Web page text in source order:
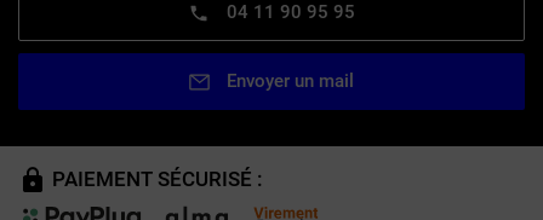
04 11 90 95 95
Envoyer un mail
PAIEMENT SÉCURISÉ :